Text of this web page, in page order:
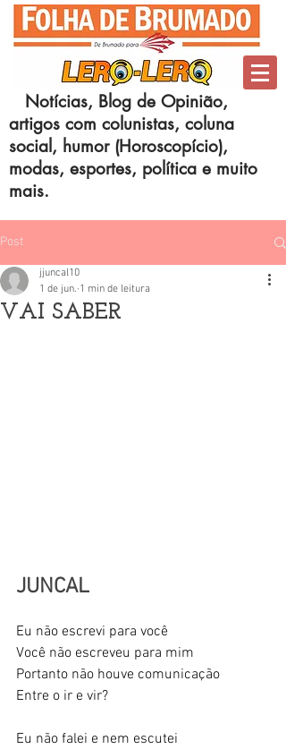
Notícias, Blog de Opinião,
artigos com colunistas, coluna
social, humor (Horoscopício),
modas, esportes, política e muito
mais.
Post
VAI SABER
jjuncal10
1 de jun. 1 min de leitura
JUNCAL
Eu não escrevi para você
Você não escreveu para mim
Portanto não houve comunicação
Entre o ir e vir?
Eu não falei e nem escutei